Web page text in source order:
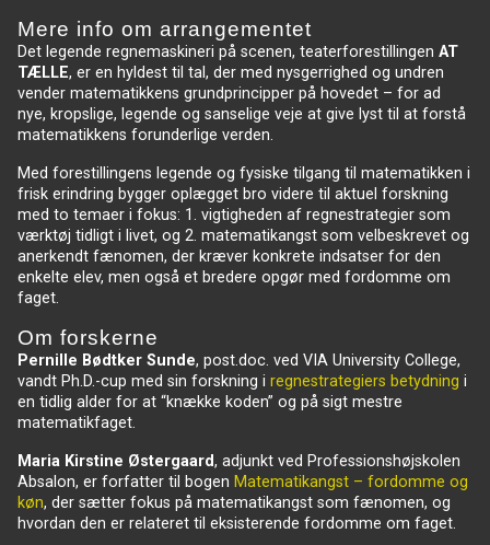
Mere info om arrangementet
Det legende regnemaskineri på scenen, teaterforestillingen AT
TÆLLE, er en hyldest til tal, der med nysgerrighed og undren
vender matematikkens grundprincipper på hovedet – for ad
nye, kropslige, legende og sanselige veje at give lyst til at forstå
matematikkens forunderlige verden.
Med forestillingens legende og fysiske tilgang til matematikken i
frisk erindring bygger oplægget bro videre til aktuel forskning
med to temaer i fokus: 1. vigtigheden af regnestrategier som
værktøj tidligt i livet, og 2. matematikangst som velbeskrevet og
anerkendt fænomen, der kræver konkrete indsatser for den
enkelte elev, men også et bredere opgør med fordomme om
faget.
Om forskerne
Pernille Bødtker Sunde, post.doc. ved VIA University College,
vandt Ph.D.-cup med sin forskning i regnestrategiers betydning i
en tidlig alder for at “knække koden” og på sigt mestre
matematikfaget.
Maria Kirstine Østergaard, adjunkt ved Professionshøjskolen
Absalon, er forfatter til bogen Matematikangst – fordomme og
køn, der sætter fokus på matematikangst som fænomen, og
hvordan den er relateret til eksisterende fordomme om faget.